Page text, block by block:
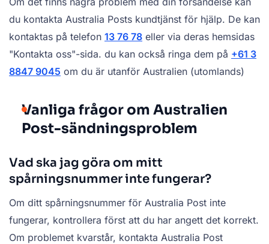
du kontakta Australia Posts kundtjänst för hjälp. De kan
kontaktas på telefon 13 76 78 eller via deras hemsidas
"Kontakta oss"-sida. du kan också ringa dem på +61 3
8847 9045 om du är utanför Australien (utomlands)
Vanliga frågor om Australien
Post-sändningsproblem
Vad ska jag göra om mitt
spårningsnummer inte fungerar?
Om ditt spårningsnummer för Australia Post inte
fungerar, kontrollera först att du har angett det korrekt.
Om problemet kvarstår, kontakta Australia Post